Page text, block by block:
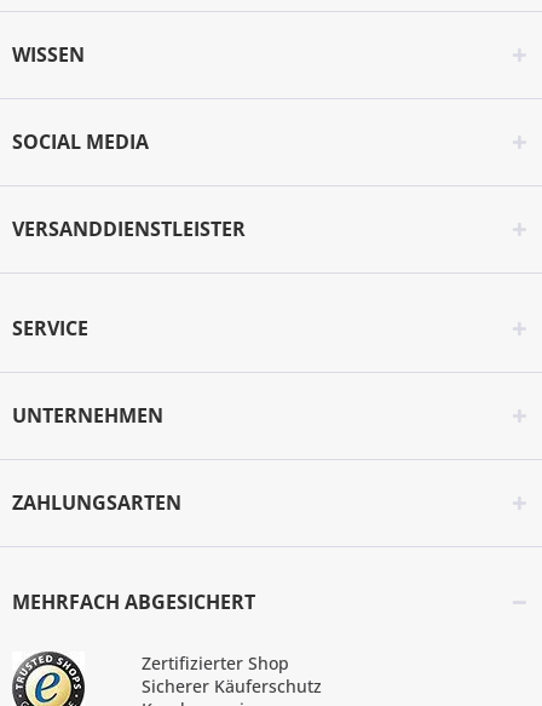
WISSEN
SOCIAL MEDIA
VERSANDDIENSTLEISTER
SERVICE
UNTERNEHMEN
ZAHLUNGSARTEN
MEHRFACH ABGESICHERT
Zertifizierter Shop
Sicherer Käuferschutz